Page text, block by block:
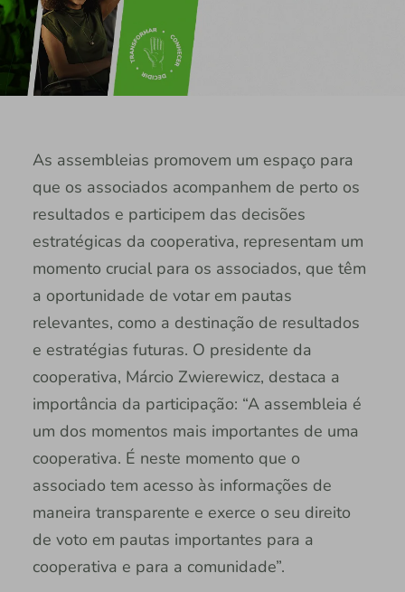
As assembleias promovem um espaço para
que os associados acompanhem de perto os
resultados e participem das decisões
estratégicas da cooperativa, representam um
momento crucial para os associados, que têm
a oportunidade de votar em pautas
relevantes, como a destinação de resultados
e estratégias futuras. O presidente da
cooperativa, Márcio Zwierewicz, destaca a
importância da participação: “A assembleia é
um dos momentos mais importantes de uma
cooperativa. É neste momento que o
associado tem acesso às informações de
maneira transparente e exerce o seu direito
de voto em pautas importantes para a
cooperativa e para a comunidade”.